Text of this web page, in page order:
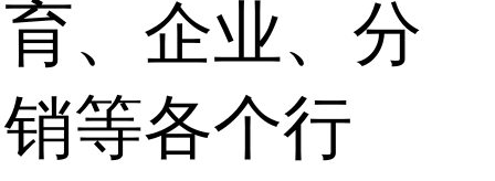
育、企业、分
销等各个行